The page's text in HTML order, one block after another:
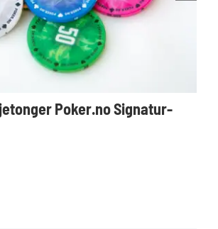
Poker.no Signatur-